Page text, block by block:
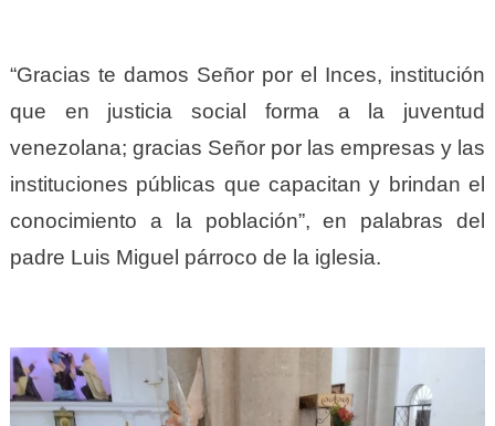
“Gracias te damos Señor por el Inces, institución
que en justicia social forma a la juventud
venezolana; gracias Señor por las empresas y las
instituciones públicas que capacitan y brindan el
conocimiento a la población”, en palabras del
padre Luis Miguel párroco de la iglesia.